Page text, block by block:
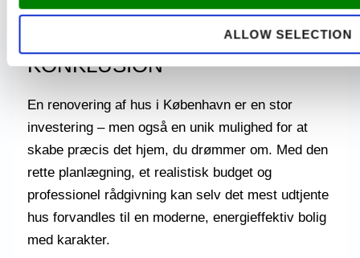
ALLOW SELECTION
og bevaringsværdi.
KONKLUSION
En renovering af hus i København er en stor
investering – men også en unik mulighed for at
skabe præcis det hjem, du drømmer om. Med den
rette planlægning, et realistisk budget og
professionel rådgivning kan selv det mest udtjente
hus forvandles til en moderne, energieffektiv bolig
med karakter.